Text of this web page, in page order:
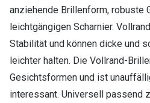
anziehende Brillenform, robuste
leichtgängigen Scharnier.
Stabilität und können dicke und
leichter halten. Die Vollrand-
Gesichtsformen und ist
interessant. Universell passend